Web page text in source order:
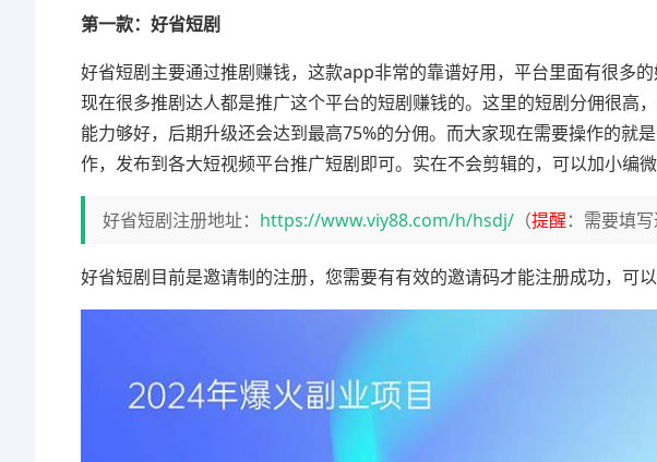
第一款：好省短剧
好省短剧主要通过推剧赚钱，这款app非常的靠谱好用，平台里面有很多
现在很多推剧达人都是推广这个平台的短剧赚钱的。这里的短剧分佣很高
能力够好，后期升级还会达到最高75%的分佣。而大家现在需要操作的就
作，发布到各大短视频平台推广短剧即可。实在不会剪辑的，可以加小编
好省短剧注册地址： https://www.viy88.com/h/hsdj/ （提醒：需要填
好省短剧目前是邀请制的注册，您需要有有效的邀请码才能注册成功，可